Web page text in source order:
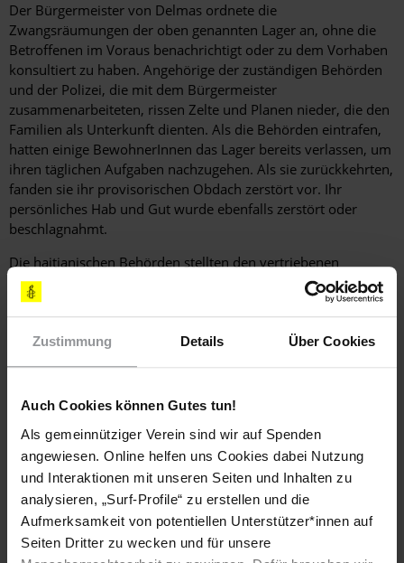
Zustimmung Details Über Cookies
Auch Cookies können Gutes tun!
Als gemeinnütziger Verein sind wir auf Spenden
angewiesen. Online helfen uns Cookies dabei Nutzung
und Interaktionen mit unseren Seiten und Inhalten zu
analysieren, „Surf-Profile“ zu erstellen und die
Aufmerksamkeit von potentiellen Unterstützer*innen auf
Seiten Dritter zu wecken und für unsere
Der Bürgermeister von Delmas ordnete die
Zwangsräumungen der oben genannten Lager an, ohne die
Betroffenen im Voraus benachrichtigt oder zu dem Vorhaben
konsultiert zu haben. Angehörige der zuständigen Behörden
und der Polizei, die mit dem Bürgermeister
zusammenarbeiteten, rissen Zelte und Planen nieder, die den
Familien als Unterkunft dienten. Als die Behörden eintrafen,
hatten einige BewohnerInnen das Lager bereits verlassen, um
ihren täglichen Aufgaben nachzugehen. Als sie zurückkehrten,
fanden sie ihr provisorischen Obdach zerstört vor. Ihr
persönliches Hab und Gut wurde ebenfalls zerstört oder
beschlagnahmt.
Die haitianischen Behörden stellten den vertriebenen
Familien keine alternativen Unterkünfte zur Verfügung.
Amnesty International vorliegenden Informationen zufolge
wurde seitens der zuständigen Behörden von Delmas kein
rechtliches Verfahren eingeleitet, das als Grundlage für die
Vertreibung der Binnenflüchtlinge von öffentlichen Plätzen
unangemessene Lebensbedingungen in den provisorischen
[EMPFOHLENE AKTIONEN]
SCHREIBEN SIE BITTE E-MAILS, FAXE ODER LUFTPOSTBRIEFE
MIT FOLGENDEN FORDERUNGEN